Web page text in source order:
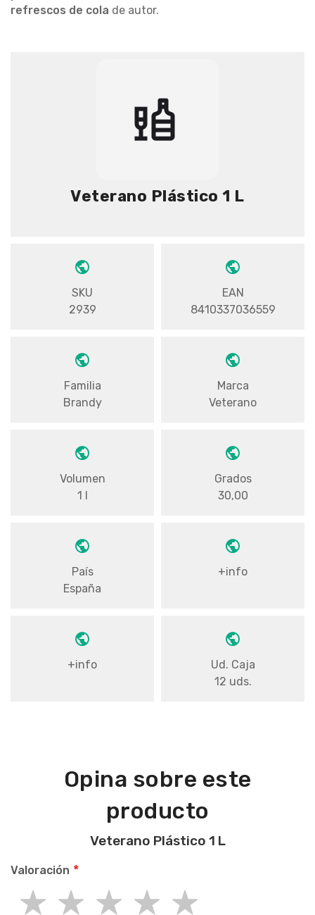
refrescos de cola de autor.
Veterano Plástico 1 L
SKU
2939
EAN
8410337036559
Familia
Brandy
Marca
Veterano
Volumen
1 l
Grados
30,00
País
España
+info
+info
Ud. Caja
12 uds.
Opina sobre este
producto
Veterano Plástico 1 L
Valoración